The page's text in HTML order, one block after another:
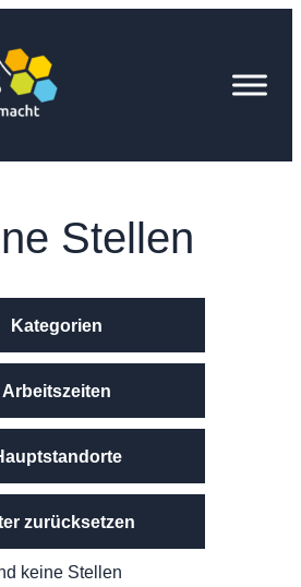
Stellen
Kategorien
Arbeitszeiten
zurücksetzen
keine Stellen